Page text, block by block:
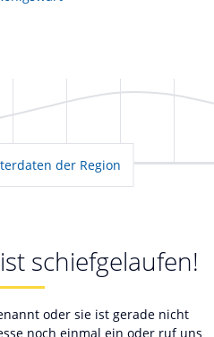
der Region
schiefgelaufen!
oder sie ist gerade nicht
noch einmal ein oder ruf uns